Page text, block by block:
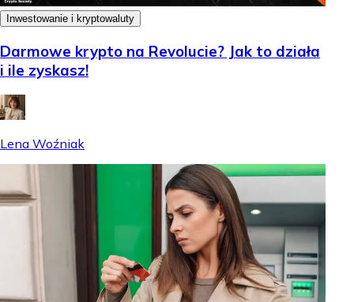
Inwestowanie i kryptowaluty
Darmowe krypto na Revolucie? Jak to działa
i ile zyskasz!
Lena Woźniak